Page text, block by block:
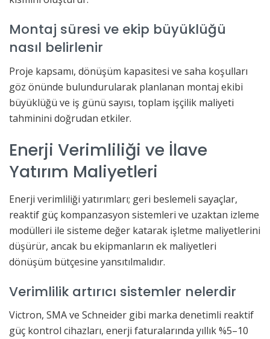
Montaj süresi ve ekip büyüklüğü
nasıl belirlenir
Proje kapsamı, dönüşüm kapasitesi ve saha koşulları
göz önünde bulundurularak planlanan montaj ekibi
büyüklüğü ve iş günü sayısı, toplam işçilik maliyeti
tahminini doğrudan etkiler.
Enerji Verimliliği ve İlave
Yatırım Maliyetleri
Enerji verimliliği yatırımları; geri beslemeli sayaçlar,
reaktif güç kompanzasyon sistemleri ve uzaktan izleme
modülleri ile sisteme değer katarak işletme maliyetlerini
düşürür, ancak bu ekipmanların ek maliyetleri
dönüşüm bütçesine yansıtılmalıdır.
Verimlilik artırıcı sistemler nelerdir
Victron, SMA ve Schneider gibi marka denetimli reaktif
güç kontrol cihazları, enerji faturalarında yıllık %5–10